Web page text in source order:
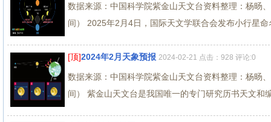
数据来源：中国科学院紫金山天文台资料整理：杨旸
间） 2025年2月4日，国际天文学联合会发布小行星
[顶]2024年2月天象预报 2024-02-21 点击：928 评论:0
数据来源：中国科学院紫金山天文台资料整理：杨旸
间） 紫金山天文台是我国唯一的专门研究历书天文和